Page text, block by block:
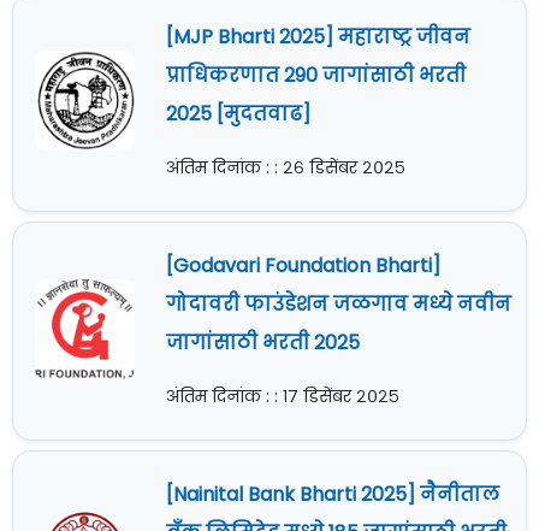
[MJP Bharti 2025] महाराष्ट्र जीवन
प्राधिकरणात 290 जागांसाठी भरती
2025 [मुदतवाढ]
अंतिम दिनांक : : २६ डिसेंबर २०२५
[Godavari Foundation Bharti]
गोदावरी फाउंडेशन जळगाव मध्ये नवीन
जागांसाठी भरती 2025
अंतिम दिनांक : : १७ डिसेंबर २०२५
[Nainital Bank Bharti 2025] नैनीताल